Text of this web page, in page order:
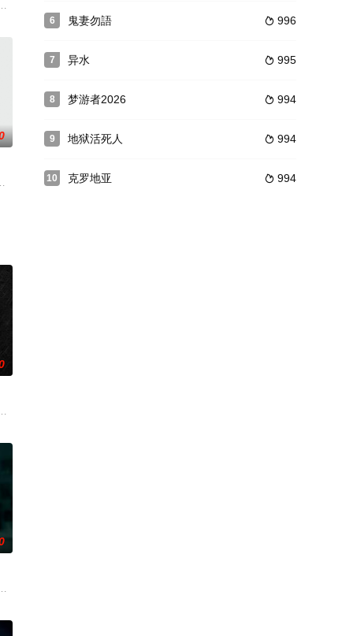
到，很快会变成一场灾难性的转折，把他们留在巨大的白色鲨鱼出没的水
，巡更期间碰上女鬼和IRENE，并带出两女鬼之遭遇，最后三人合力帮助
洞穴潜水游览。此前的反常风
名要命！一幕幕“连环鬼杀”怵目惊心，令人胆寒！时局动荡，冤魂游
暴力的存在所纠缠，这个存在会以他们最想要的那个人——也就是彼此——
6  996
鬼妻勿語
7  995
异水
8  994
梦游者2026
9  994
地狱活死人
10  994
克罗地亚